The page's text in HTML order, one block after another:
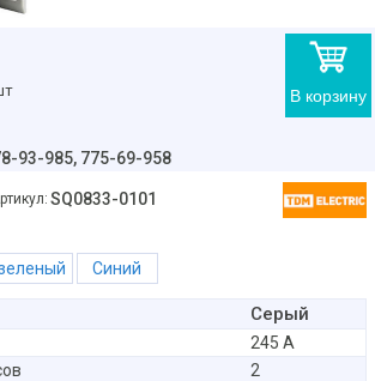
В корзину
93-985, 775-69-958
SQ0833-0101
Синий
Серый
245 А
2